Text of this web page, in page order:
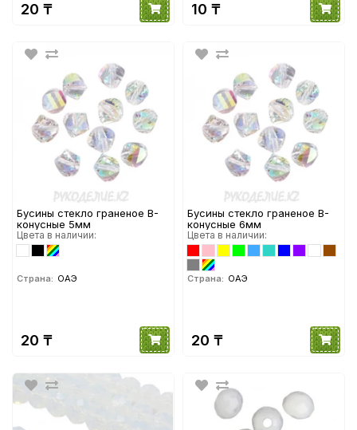
20 ₸ 10 ₸
Бусины стекло граненое B-
конусные 5мм
Цвета в наличии:
Страна: ОАЭ
20 ₸
Бусины стекло граненое B-
конусные 6мм
Цвета в наличии:
Страна: ОАЭ
20 ₸